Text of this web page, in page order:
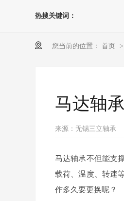
热搜关键词：
您当前的位置： 首页 >
马达轴
来源：无锡三立轴承
马达轴承不但能支
载荷、温度、转速
作多久要更换呢？